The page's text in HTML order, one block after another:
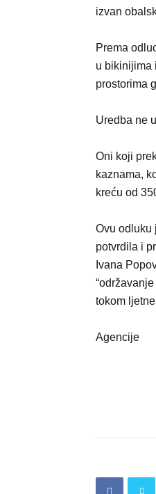
izvan
Prema
u bikinijima
prostorima
Uredba ne
Oni koji
kaznama,
kreću od
Ovu odluku
potvrdila i
Ivana
tokom
Agencije